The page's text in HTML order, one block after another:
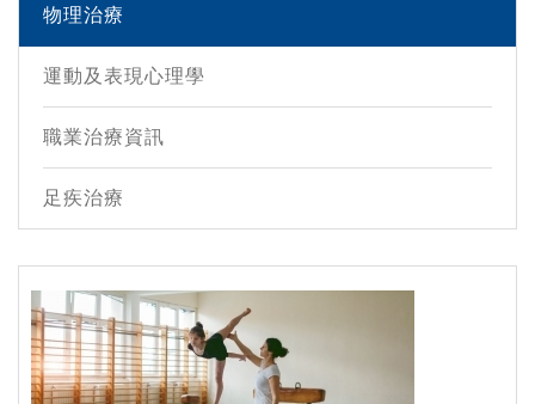
物理治療
運動及表現心理學
職業治療資訊
足疾治療